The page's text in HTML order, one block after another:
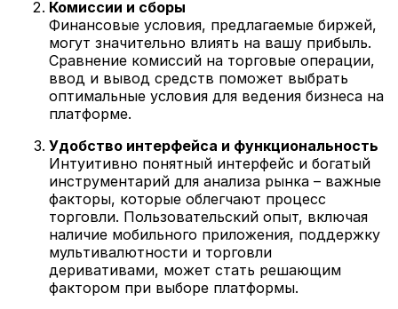
Комиссии и сборы
Финансовые условия, предлагаемые биржей,
могут значительно влиять на вашу прибыль.
Сравнение комиссий на торговые операции,
ввод и вывод средств поможет выбрать
оптимальные условия для ведения бизнеса на
платформе.
Удобство интерфейса и функциональность
Интуитивно понятный интерфейс и богатый
инструментарий для анализа рынка – важные
факторы, которые облегчают процесс
торговли. Пользовательский опыт, включая
наличие мобильного приложения, поддержку
мультивалютности и торговли
деривативами, может стать решающим
фактором при выборе платформы.